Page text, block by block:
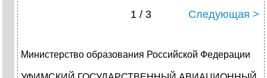
1 / 3 Следующая >
Министерство образования Российской Федерации